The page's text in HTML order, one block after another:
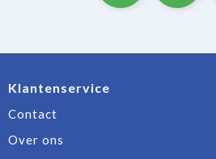
Klantenservice
Contact
Over ons